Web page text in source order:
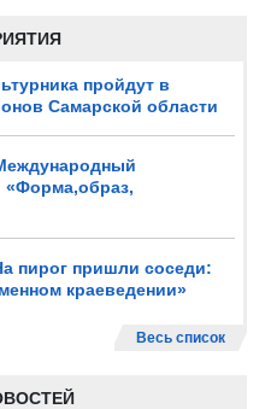
пройдут в
Самарской области
пирог пришли соседи:
краеведении»
Весь список